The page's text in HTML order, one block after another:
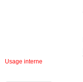
Usage interne